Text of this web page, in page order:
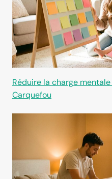
Réduire la charge
Carquefou